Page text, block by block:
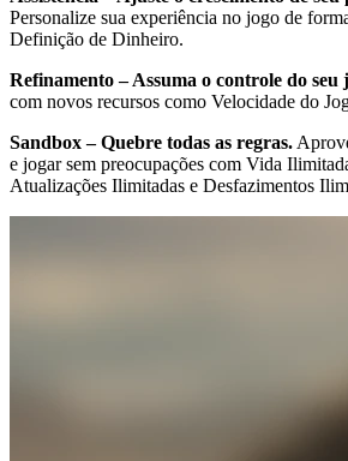
Personalize sua experiência no jogo de
Definição de Dinheiro.
Refinamento – Assuma o controle do seu
com novos recursos como Velocidade do
Sandbox – Quebre todas as regras.
e jogar sem preocupações com Vida
Atualizações Ilimitadas e Desfazimentos